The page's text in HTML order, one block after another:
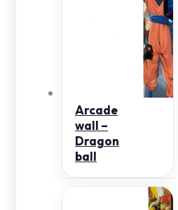
Arcade
wall –
Dragon
ball